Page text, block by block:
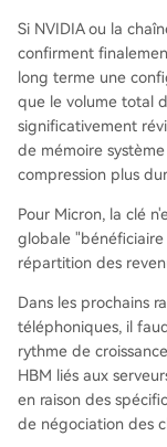
Si NVIDIA ou la
confirment
long terme une
que le volume total
significativement
de mémoire
compression plus
Pour Micron, la clé
globale "bénéficiaire
répartition des
Dans les prochains
téléphoniques, il
rythme de
HBM liés aux
en raison des
de négociation des